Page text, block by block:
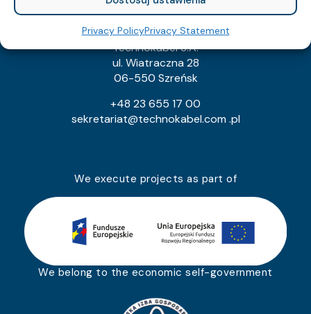
Privacy PolicyPrivacy Statement
Technokabel S.A.
ul. Wiatraczna 28
06-550 Szreńsk
+48 23 655 17 00
sekretariat@technokabel.com .pl
We execute projects as part of
We belong to the economic self-government